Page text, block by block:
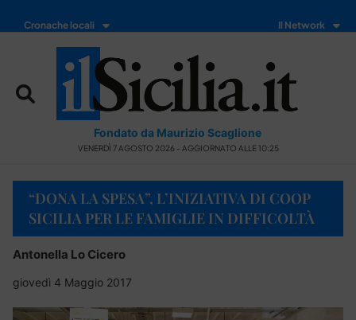
Cronache locali Il Network
Fondato da Maurizio Scaglione
VENERDÌ 7 AGOSTO 2026 - AGGIORNATO ALLE 10:25
“DONA LA SPESA”, L’INIZIATIVA DI COOP
SICILIA PER LE FAMIGLIE IN DIFFICOLTÀ
Antonella Lo Cicero
giovedì 4 Maggio 2017